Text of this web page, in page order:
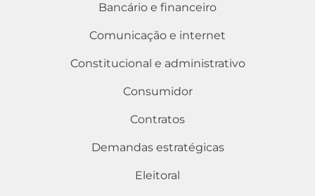
Bancário e financeiro
Comunicação e internet
Constitucional e administrativo
Consumidor
Contratos
Demandas estratégicas
Eleitoral